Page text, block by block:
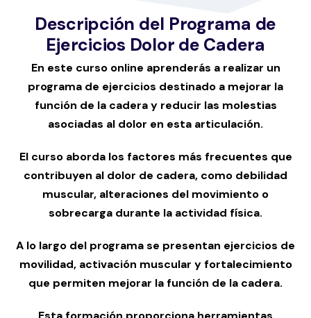
Descripción del Programa de
Ejercicios Dolor de Cadera
En este curso online aprenderás a realizar un
programa de ejercicios destinado a mejorar la
función de la cadera y reducir las molestias
asociadas al dolor en esta articulación.
El curso aborda los factores más frecuentes que
contribuyen al dolor de cadera, como debilidad
muscular, alteraciones del movimiento o
sobrecarga durante la actividad física.
A lo largo del programa se presentan ejercicios de
movilidad, activación muscular y fortalecimiento
que permiten mejorar la función de la cadera.